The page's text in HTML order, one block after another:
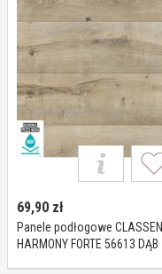
69,90 zł
Panele podłogowe CLASSEN
HARMONY FORTE 56613 DĄB